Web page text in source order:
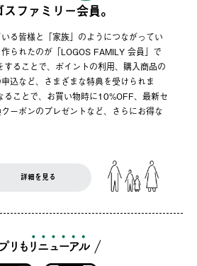
スファミリー会員。
る皆様と「家族」のようにつながってい
られたのが「LOGOS FAMILY 会員」で
ることで、ポイントの利用、購入商品の
込など、さまざまな特典を受けられま
ることで、お買い物時に10%OFF、最新セ
ーポンのプレゼントなど、さらにお得な
詳細を見る